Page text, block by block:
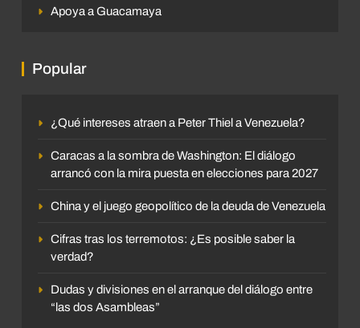
Apoya a Guacamaya
Popular
¿Qué intereses atraen a Peter Thiel a Venezuela?
Caracas a la sombra de Washington: El diálogo
arrancó con la mira puesta en elecciones para 2027
China y el juego geopolítico de la deuda de Venezuela
Cifras tras los terremotos: ¿Es posible saber la
verdad?
Dudas y divisiones en el arranque del diálogo entre
“las dos Asambleas”